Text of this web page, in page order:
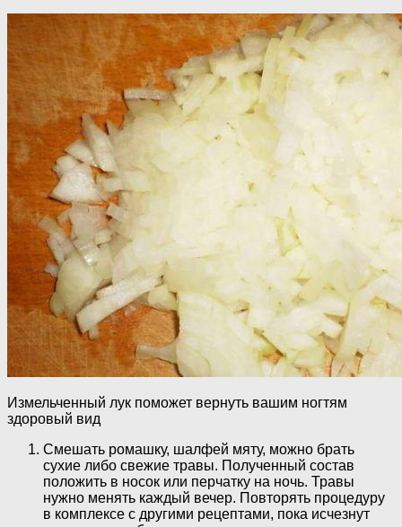
Измельченный лук поможет вернуть вашим ногтям
здоровый вид
Смешать ромашку, шалфей мяту, можно брать
сухие либо свежие травы. Полученный состав
положить в носок или перчатку на ночь. Травы
нужно менять каждый вечер. Повторять процедуру
в комплексе с другими рецептами, пока исчезнут